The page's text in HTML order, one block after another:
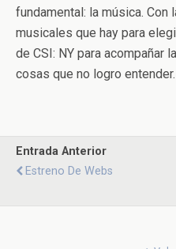
fundamental: la música. Con
musicales que hay para
de CSI: NY para acompañar
cosas que no logro entender.
Entrada Anterior
Estreno De Webs